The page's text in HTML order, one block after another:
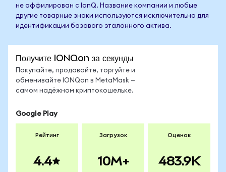
не аффилирован с IonQ. Название компании и любые
другие товарные знаки используются исключительно для
идентификации базового эталонного актива.
Получите IONQon за секунды
Покупайте, продавайте, торгуйте и
обменивайте IONQon в MetaMask —
самом надёжном криптокошельке.
Google Play
Рейтинг
4.4
Загрузок
10M+
Оценок
483.9K